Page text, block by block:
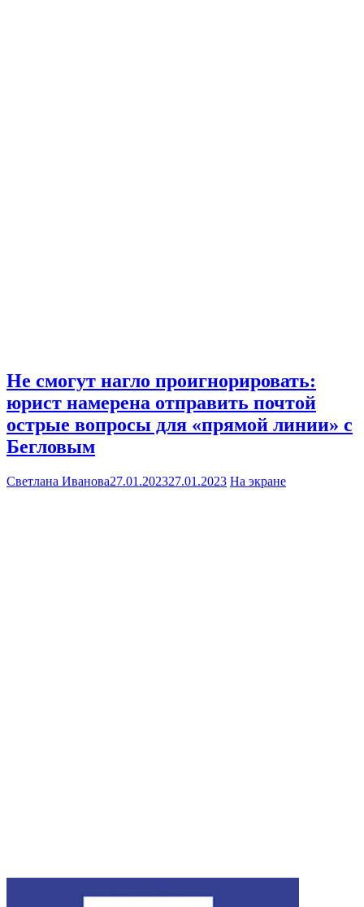
Не смогут нагло проигнорировать:
юрист намерена отправить почтой
острые вопросы для «прямой линии» с
Бегловым
Светлана Иванова27.01.202327.01.2023 На экране